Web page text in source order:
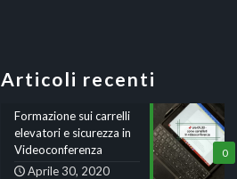
Articoli recenti
0
Formazione sui carrelli
elevatori e sicurezza in
Videoconferenza
Aprile 30, 2020